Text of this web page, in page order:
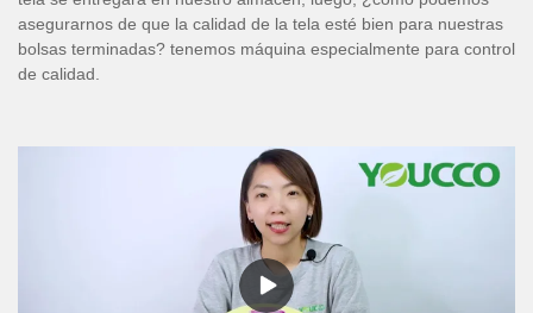
asegurarnos de que la calidad de la tela esté bien para nuestras
bolsas terminadas? tenemos máquina especialmente para control
de calidad.